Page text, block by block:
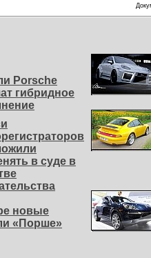
Porsche
гибридное
в суде в
новые
«Порше»